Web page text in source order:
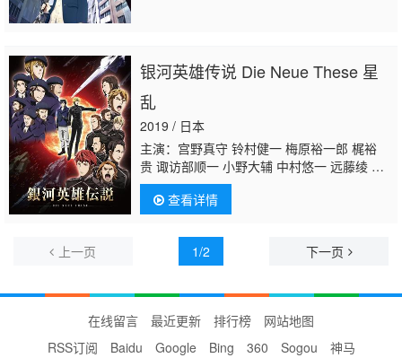
银河英雄传说 Die Neue These 星
乱
2019 / 日本
主演：宫野真守 铃村健一 梅原裕一郎 梶裕
贵 诹访部顺一 小野大辅 中村悠一 远藤绫 花
泽香菜 山路和弘 平川大辅 三木真一郎 川岛得
爱 坂本真绫 石原凡 星野充昭 大塚芳忠 安齐
一博木下纱华石川界人 铃木达央 鸟海浩
辅 手冢秀彰 东地宏树 小山刚志 野岛裕史 稻
田彻 古谷彻 齐藤次郎 花轮英司 二又一成 菊
查看详情
上一页 1/2 下一页
在线留言 最近更新 排行榜
网站地图
RSS订阅
Baidu Google Bing 360 Sogou 神马